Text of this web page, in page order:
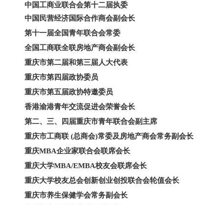
中国工商业联合会第十二届执委
中国民营经济国际合作商会副会长
第十一届全国青年联合会常委
全国工商联全联房地产商会副会长
重庆市第二届和第三届人大代表
重庆市第四届政协委员
重庆市第五届政协特邀委员
香港渝港青年交流促进会荣誉会长
第二、三、四届重庆市青年联合会副主席
重庆市工商联 (总商会)常委及房地产商会常务副会长
重庆MBA企业家联合会联席会长
重庆大学MBA/EMBA校友会联席会长
重庆大学校友总会创新创业创投联合会轮值会长
重庆市养生保健学会常务副会长